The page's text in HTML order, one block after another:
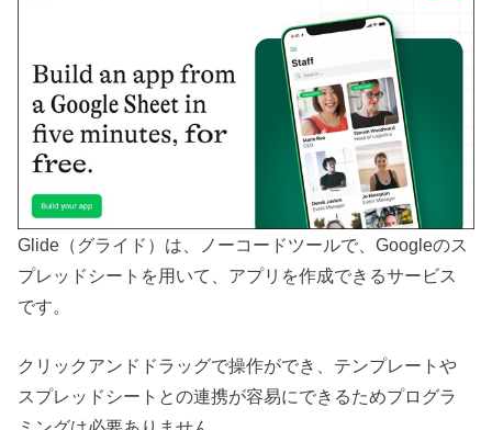
Glide（グライド）は、ノーコードツールで、Googleのス
プレッドシートを用いて、アプリを作成できるサービス
です。
クリックアンドドラッグで操作ができ、テンプレートや
スプレッドシートとの連携が容易にできるためプログラ